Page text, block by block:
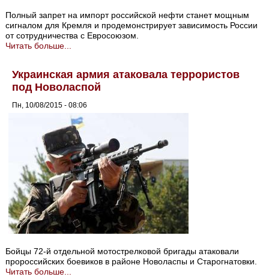
Полный запрет на импорт российской нефти станет мощным
сигналом для Кремля и продемонстрирует зависимость России
от сотрудничества с Евросоюзом.
Читать больше...
Украинская армия атаковала террористов
под Новоласпой
Пн, 10/08/2015 - 08:06
Бойцы 72-й отдельной мотострелковой бригады атаковали
пророссийских боевиков в районе Новоласпы и Старогнатовки.
Читать больше...